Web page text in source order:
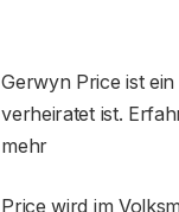
Gerwyn Price ist
verheiratet ist.
mehr
Price wird im